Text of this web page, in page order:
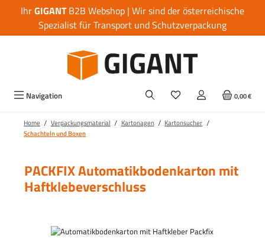
Zum Hauptinhalt springen
IhrGIGANTB2B Webshop | Wir sind der österreichische
Spezialist für Transport und Schutzverpackung
Navigation 0,00 €
Home / Verpackungsmaterial / Kartonagen / Kartonsucher /
Schachteln und Boxen
PACKFIX Automatikbodenkarton mit
Haftklebeverschluss
Bildergalerie überspringen